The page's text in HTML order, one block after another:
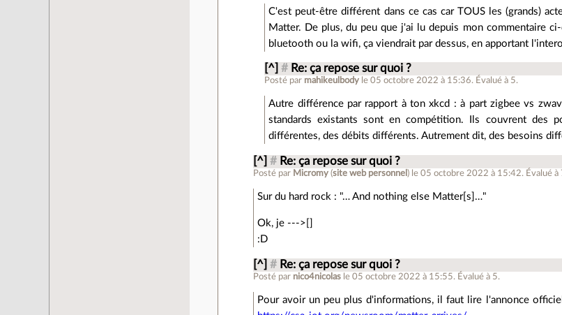
C'est peut-être différent dans ce cas car TOUS les (grands)
Matter. De plus, du peu que j'ai lu depuis mon commentaire
bluetooth ou la wifi, ça viendrait par dessus, en apportant
[^] # Re: ça repose sur quoi ?
Posté par mahikeulbody le 05 octobre 2022 à 15:36. Évalué à 5.
Autre différence par rapport à ton xkcd : à part zigbee vs
standards existants sont en compétition. Ils couvrent des
différentes, des débits différents. Autrement dit, des besoins
[^] # Re: ça repose sur quoi ?
Posté par Micromy (site web personnel ) le 05 octobre 2022 à 15:42. Évalué à
Sur du hard rock : "… And nothing else Matter[s]…"
Ok, je --->[]
:D
[^] # Re: ça repose sur quoi ?
Posté par nico4nicolas le 05 octobre 2022 à 15:55. Évalué à 5.
Pour avoir un peu plus d'informations, il faut lire l'annonce